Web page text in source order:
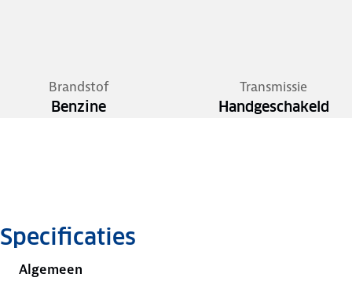
Brandstof
Benzine
Transmissie
Handgeschakeld
Specificaties
Algemeen